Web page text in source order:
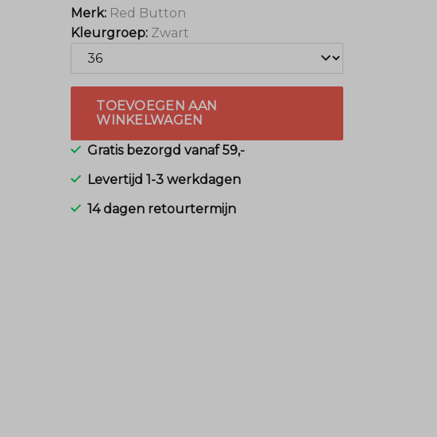
Merk: Red Button
Kleurgroep: Zwart
TOEVOEGEN AAN
WINKELWAGEN
Gratis bezorgd vanaf 59,-
Levertijd 1-3 werkdagen
14 dagen retourtermijn